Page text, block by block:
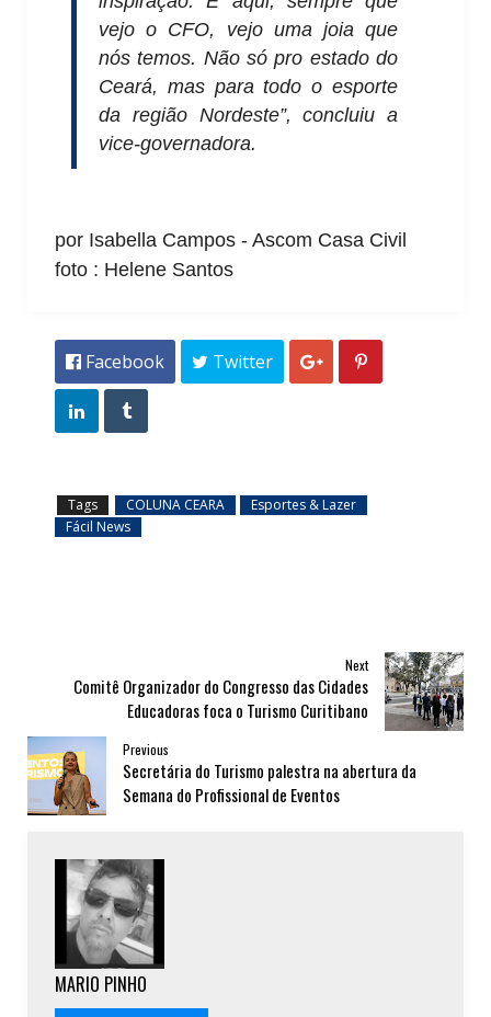
vejo o CFO, vejo uma joia que
nós temos. Não só pro estado do
Ceará, mas para todo o esporte
da região Nordeste”, concluiu a
vice-governadora.
por Isabella Campos - Ascom Casa Civil
foto : Helene Santos
 Facebook  Twitter  
 
Tags COLUNA CEARA
Esportes & Lazer
Fácil News
Next
Comitê Organizador do Congresso das Cidades
Educadoras foca o Turismo Curitibano
Previous
Secretária do Turismo palestra na abertura da
Semana do Profissional de Eventos
MARIO PINHO